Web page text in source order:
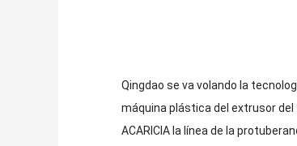
Qingdao se va volando la
máquina plástica del extrusor
ACARICIA la línea de la